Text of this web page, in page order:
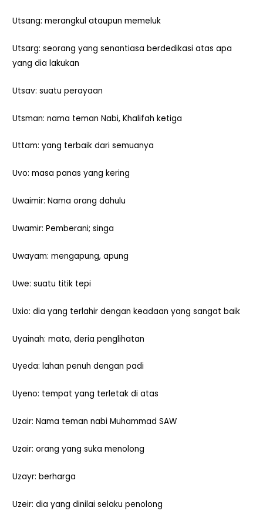
Utsang: merangkul ataupun memeluk
Utsarg: seorang yang senantiasa berdedikasi atas apa
yang dia lakukan
Utsav: suatu perayaan
Utsman: nama teman Nabi, Khalifah ketiga
Uttam: yang terbaik dari semuanya
Uvo: masa panas yang kering
Uwaimir: Nama orang dahulu
Uwamir: Pemberani; singa
Uwayam: mengapung, apung
Uwe: suatu titik tepi
Uxio: dia yang terlahir dengan keadaan yang sangat baik
Uyainah: mata, deria penglihatan
Uyeda: lahan penuh dengan padi
Uyeno: tempat yang terletak di atas
Uzair: Nama teman nabi Muhammad SAW
Uzair: orang yang suka menolong
Uzayr: berharga
Uzeir: dia yang dinilai selaku penolong